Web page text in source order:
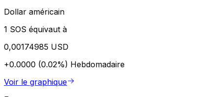
Dollar américain
1 SOS équivaut à
0,00174985 USD
+0.0000 (0.02%) Hebdomadaire
Voir le graphique